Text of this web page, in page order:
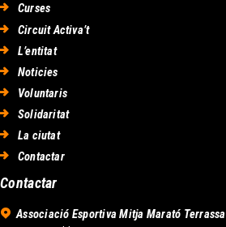
Curses
Circuit Activa’t
L’entitat
Noticies
Voluntaris
Solidaritat
La ciutat
Contactar
Contactar
Associació Esportiva Mitja Marató Terrassa